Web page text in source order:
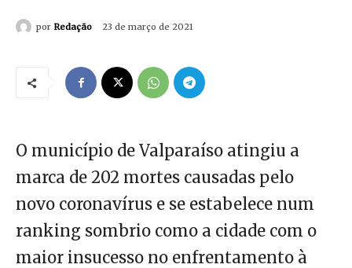
por Redação 23 de março de 2021
O município de Valparaíso atingiu a
marca de 202 mortes causadas pelo
novo coronavírus e se estabelece num
ranking sombrio como a cidade com o
maior insucesso no enfrentamento à